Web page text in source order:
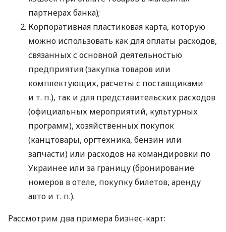
партнерах банка);
Корпоративная пластиковая карта, которую
можно использовать как для оплаты расходов,
связанных с основной деятельностью
предприятия (закупка товаров или
комплектующих, расчеты с поставщиками
и т. п.), так и для представительских расходов
(официальных мероприятий, культурных
программ), хозяйственных покупок
(канцтовары, оргтехника, бензин или
запчасти) или расходов на командировки по
Украинее или за границу (бронирование
номеров в отеле, покупку билетов, аренду
авто и т. п.).
Рассмотрим два примера бизнес-карт: